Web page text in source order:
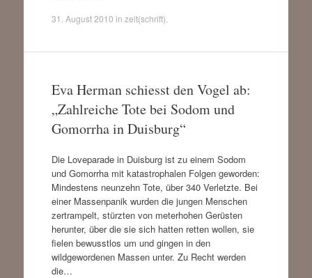
31. August 2010 in zeit(schrift)
Eva Herman schiesst den Vogel ab:
„Zahlreiche Tote bei Sodom und
Gomorrha in Duisburg“
Die Loveparade in Duisburg ist zu einem Sodom
und Gomorrha mit katastrophalen Folgen geworden:
Mindestens neunzehn Tote, über 340 Verletzte. Bei
einer Massenpanik wurden die jungen Menschen
zertrampelt, stürzten von meterhohen Gerüsten
herunter, über die sie sich hatten retten wollen, sie
fielen bewusstlos um und gingen in den
wildgewordenen Massen unter. Zu Recht werden
die…